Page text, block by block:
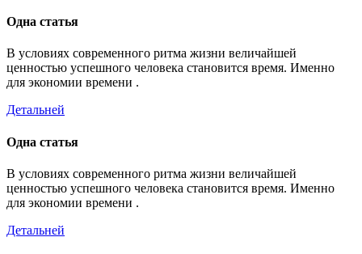
Одна статья
В условиях современного ритма жизни величайшей
ценностью успешного человека становится время. Именно
для экономии времени .
Детальней
Одна статья
В условиях современного ритма жизни величайшей
ценностью успешного человека становится время. Именно
для экономии времени .
Детальней